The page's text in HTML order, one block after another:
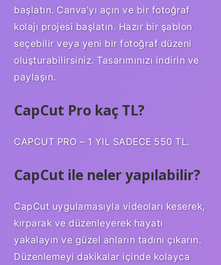
başlatın. Canva’yı açın ve bir fotoğraf
kolajı projesi başlatın. Hazır bir şablon
seçebilir veya yeni bir fotoğraf düzeni
oluşturabilirsiniz. Tasarımınızı indirin ve
paylaşın.
CapCut Pro kaç TL?
CAPCUT PRO – 1 YIL SADECE 550 TL.
CapCut ile neler yapılabilir?
CapCut uygulamasıyla videoları keserek,
kırparak ve düzenleyerek hayatı
yakalayın ve güzel anların tadını çıkarın.
Düzenlemeyi dakikalar içinde kolayca